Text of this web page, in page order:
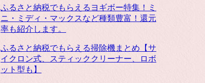
ふるさと納税でもらえるヨギボー特集！ミ
ニ・ミディ・マックスなど種類豊富！還元
率も紹介します。
ふるさと納税でもらえる掃除機まとめ【サ
イクロン式、スティッククリーナー、ロボ
ット型も】